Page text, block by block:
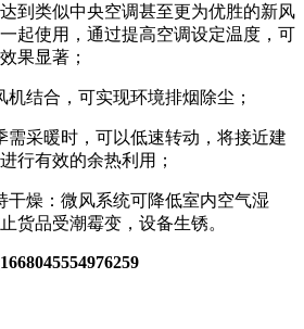
到类似中央空调甚至更为优胜的新风
起使用，通过提高空调设定温度，可
果显著；
结合，可实现环境排烟除尘；
需采暖时，可以低速转动，将接近建
行有效的余热利用；
干燥：微风系统可降低室内空气湿
货品受潮霉变，设备生锈。